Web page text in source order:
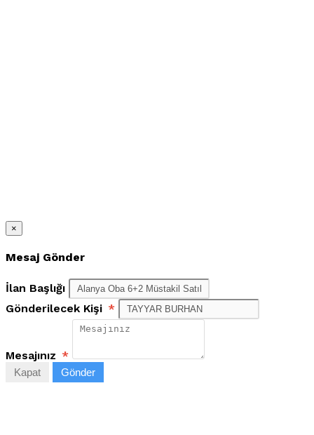
×
Mesaj Gönder
İlan Başlığı
Gönderilecek Kişi *
Mesajınız *
Kapat Gönder